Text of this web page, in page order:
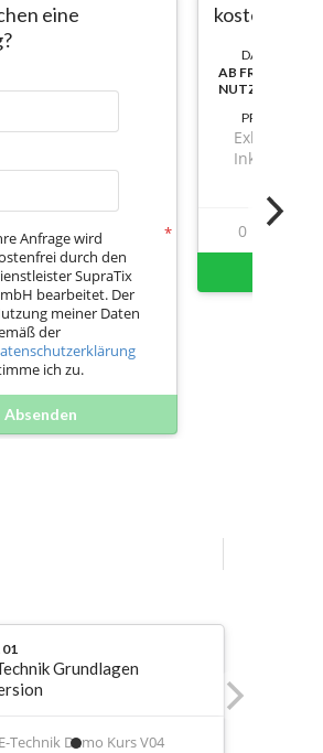
eine
Anfrage wird
durch den
SupraTix
bearbeitet. Der
meiner Daten
der
ich zu.
Absenden
kostenlos
DAUER:
AB
NUTZBAR
PREIS
Exkl. Mwst.
Inkl. Mwst.
0 1
Grundlagen
Technik Demo Kurs V04